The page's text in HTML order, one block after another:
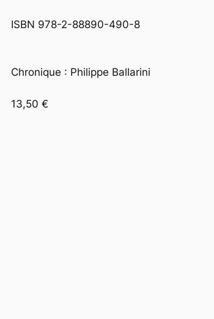
ISBN 978-2-88890-490-8
Chronique : Philippe Ballarini
13,50 €